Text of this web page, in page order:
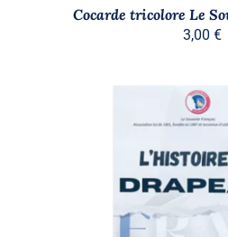
Cocarde tricolore Le
3,00 €